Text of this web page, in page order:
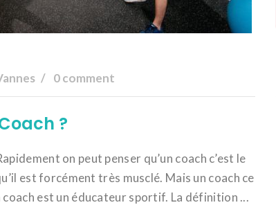
0 comment
?
on peut penser qu’un coach c’est le
est forcément très musclé. Mais un coach ce
coach est un éducateur sportif. La définition ...